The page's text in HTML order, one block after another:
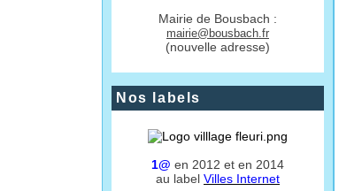
Mairie de Bousbach :
mairie@bousbach.fr
(nouvelle adresse)
Nos labels
1@ en 2012 et en 2014
au label Villes Internet